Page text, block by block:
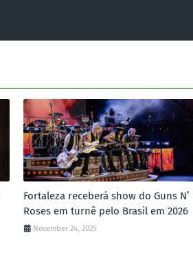
Fortaleza receberá show do Guns N’
Roses em turnê pelo Brasil em 2026
November 24, 2025